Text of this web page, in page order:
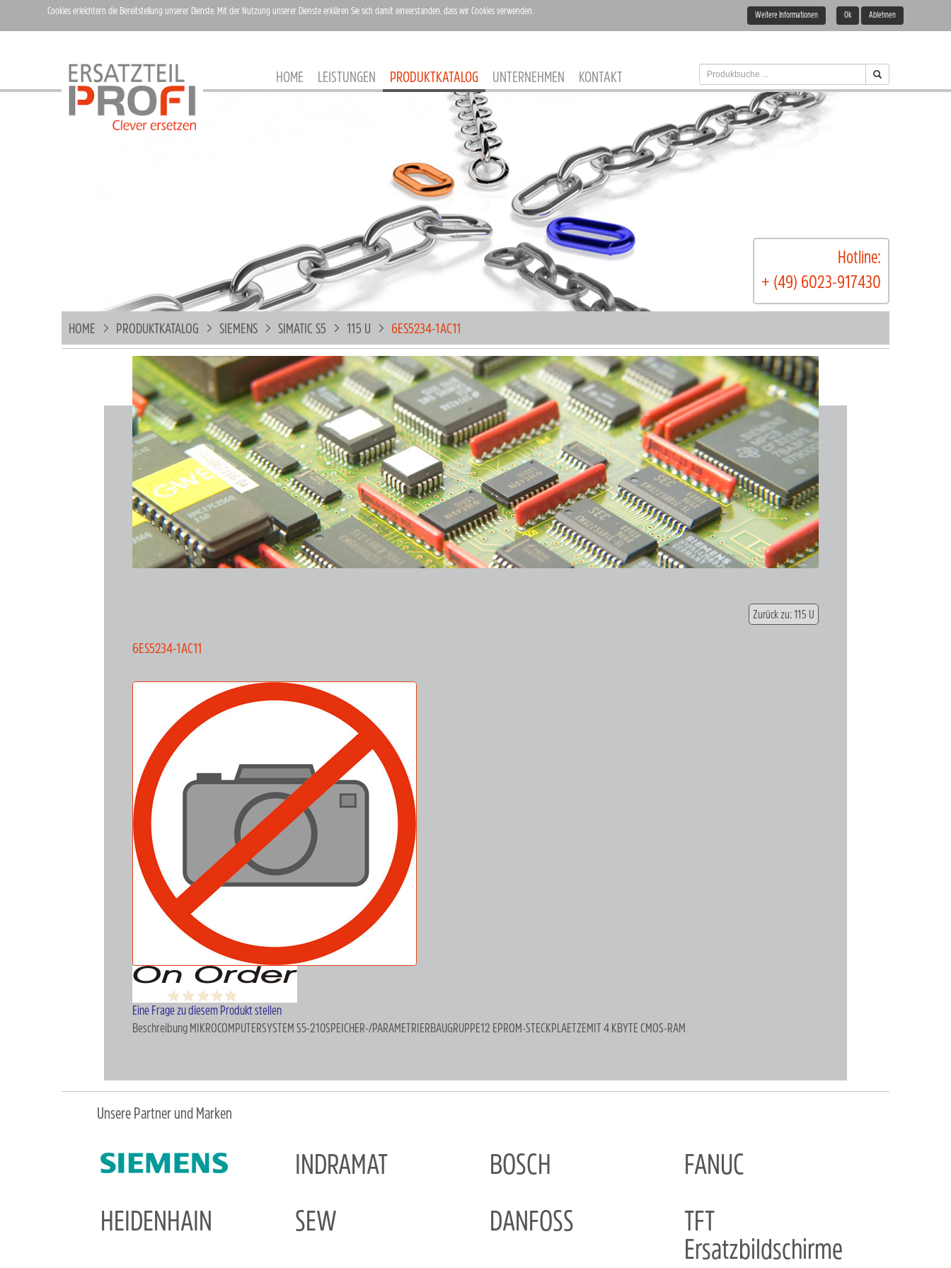
HOME LEISTUNGEN PRODUKTKATALOG UNTERNEHMEN KONTAKT
Hotline:
+ (49) 6023-917430
HOME PRODUKTKATALOG SIEMENS SIMATIC S5 115 U 6ES5234-1AC11
Zurück zu: 115 U
6ES5234-1AC11
Eine Frage zu diesem Produkt stellen
Beschreibung MIKROCOMPUTERSYSTEM S5-210SPEICHER-/PARAMETRIERBAUGRUPPE12 EPROM-STECKPLAETZEMIT 4 KBYTE CMOS-RAM
Unsere Partner und Marken
INDRAMAT BOSCH
FANUC
HEIDENHAIN
SEW DANFOSS
TFT
Ersatzbildschirme
Cookies erleichtern die Bereitstellung unserer Dienste. Mit der Nutzung unserer Dienste erklären Sie sich damit einverstanden, dass wir Cookies verwenden. Weitere Informationen Ok Ablehnen